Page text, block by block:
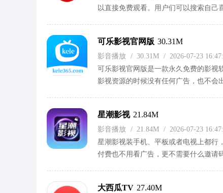
以直接免费观看。用户们可以搜索自己
可乐影视官网版 30.31M
影音播放 / 30.31M / 2026-07-23
可乐影视官网版是一款永久免费的影视
影视资源的时候没有任何广告，也不会
星潮影视 21.84M
影音播放 / 21.84M / 2026-07-23
星潮影视装手机、平板或者电视上都行
付费也不用看广告，更不需要什么邀请
大西瓜TV 27.40M